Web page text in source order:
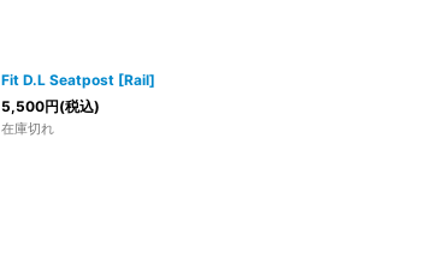
Fit D.L Seatpost [Rail]
5,500円(税込)
在庫切れ